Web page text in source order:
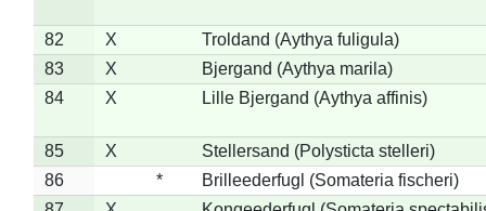
82 X
Troldand (Aythya fuligula)
83
X
Bjergand (Aythya marila)
84
X Lille Bjergand (Aythya affinis)
85 X
Stellersand (Polysticta stelleri)
86
*
Brilleederfugl (Somateria fischeri)